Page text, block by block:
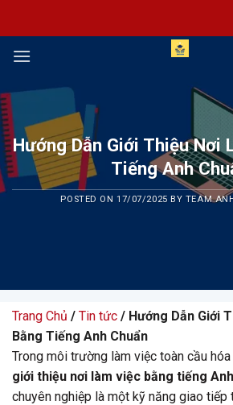
content
Hướng Dẫn Giới Thiệu Nơi
Tiếng Anh
POSTED ON17/07/2025 BY TEAM
Trang Chủ / Tin tức / Hướng Dẫn Giới
Bằng Tiếng Anh Chuẩn
Trong môi trường làm việc toàn cầu hóa
giới thiệu nơi làm việc bằng tiếng Anh
chuyên nghiệp là một kỹ năng giao tiếp